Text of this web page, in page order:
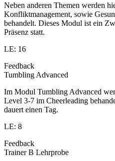
Neben anderen Themen werden
Konfliktmanagement, sowie
behandelt. Dieses Modul ist ein
Präsenz statt.
LE: 16
Feedback
Tumbling Advanced
Im Modul Tumbling Advanced
Level 3-7 im Cheerleading
dauert einen Tag.
LE: 8
Feedback
Trainer B Lehrprobe